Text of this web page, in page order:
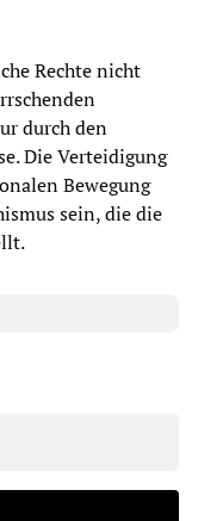
Rechte nicht
durch den
Die Verteidigung
Bewegung
sein, die die